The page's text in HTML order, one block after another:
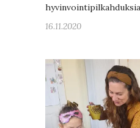
16.11.2020